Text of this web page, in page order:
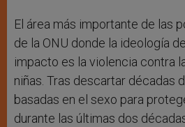
El área más importante de las
de la ONU donde la ideología
impacto es la violencia contra
niñas. Tras descartar décadas
basadas en el sexo para
durante las últimas dos